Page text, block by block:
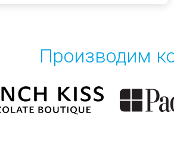
Производим